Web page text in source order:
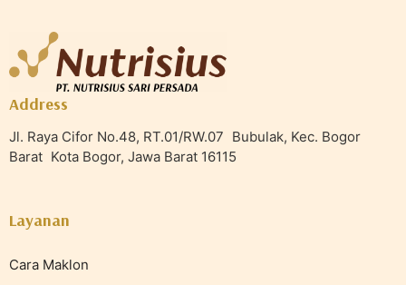
Address
Jl. Raya Cifor No.48, RT.01/RW.07 Bubulak, Kec. Bogor
Barat Kota Bogor, Jawa Barat 16115
Layanan
Cara Maklon